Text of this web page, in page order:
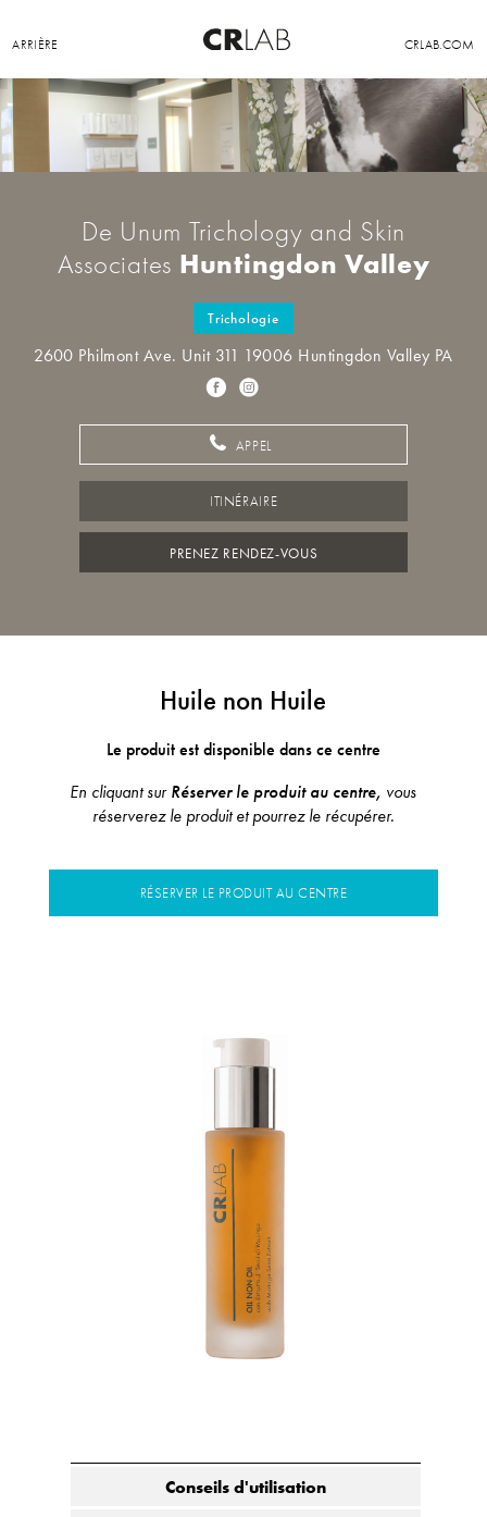
ARRIÈRE CRLAB.COM
De Unum Trichology and Skin
Associates Huntingdon Valley
Trichologie
2600 Philmont Ave. Unit 311 19006 Huntingdon Valley PA
APPEL
ITINÉRAIRE
PRENEZ RENDEZ-VOUS
Huile non Huile
Le produit est disponible dans ce centre
En cliquant sur Réserver le produit au centre, vous
réserverez le produit et pourrez le récupérer.
RÉSERVER LE PRODUIT AU CENTRE
Conseils d'utilisation